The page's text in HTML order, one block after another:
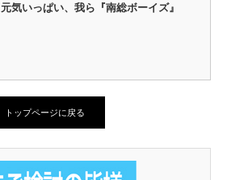
元気いっぱい、我ら『南総ボーイズ』
トップページに戻る